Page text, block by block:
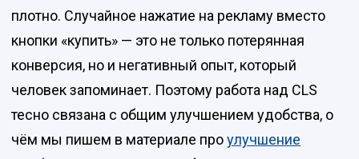
плотно. Случайное нажатие на рекламу вместо
кнопки «купить» — это не только потерянная
конверсия, но и негативный опыт, который
человек запоминает. Поэтому работа над CLS
тесно связана с общим улучшением удобства, о
чём мы пишем в материале проулучшение